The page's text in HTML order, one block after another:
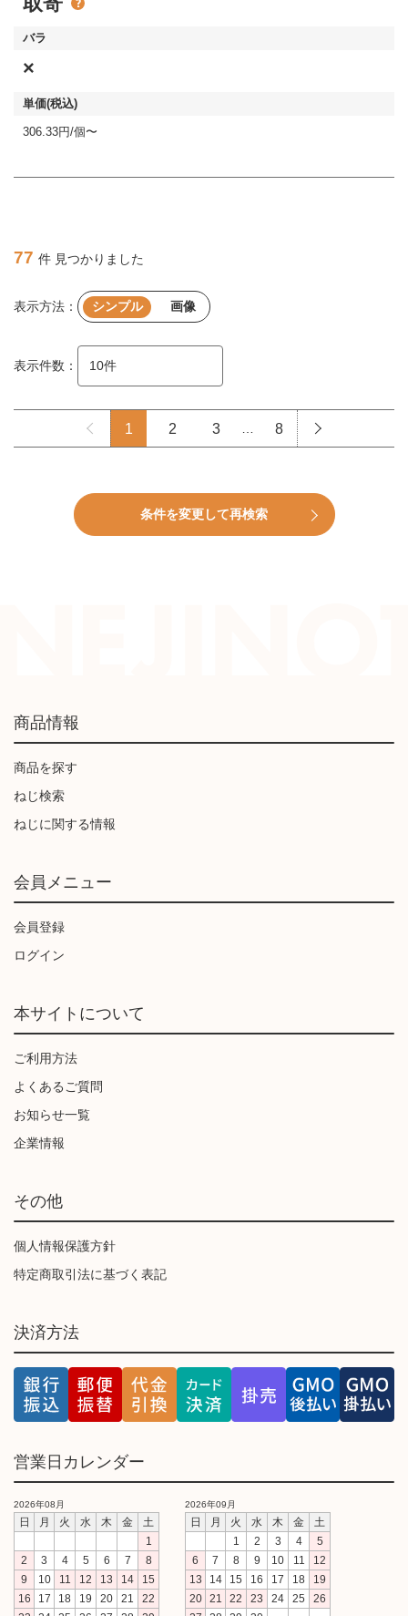
×
306.33円/個〜
77 件 見つかりました
表示方法： シンプル 画像
表示件数：
1 2 3 8
条件を変更して再検索
商品情報
商品を探す
ねじ検索
ねじに関する情報
会員メニュー
会員登録
ログイン
本サイトについて
ご利用方法
よくあるご質問
お知らせ一覧
企業情報
その他
個人情報保護方針
特定商取引法に基づく表記
決済方法
営業日カレンダー
2026年08月
日 月 火 水 木 金
土
1
2
3 4 5 6 7
8
9
10 11 12 13 14
15
16
17 18 19 20 21
22
2026年09月
日 月 火 水 木 金
土
1
2 3 4
5
6
7 8 9 10 11
12
13
14 15 16 17 18
19
20
21 22 23 24 25
26